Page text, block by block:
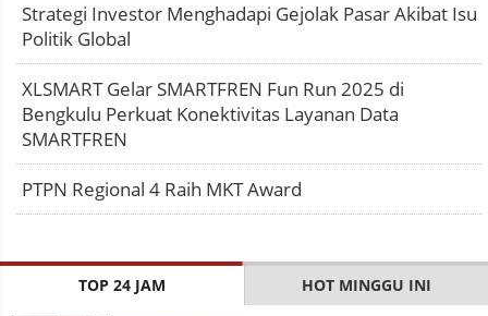
Strategi Investor Menghadapi Gejolak Pasar Akibat Isu
Politik Global
XLSMART Gelar SMARTFREN Fun Run 2025 di
Bengkulu Perkuat Konektivitas Layanan Data
SMARTFREN
PTPN Regional 4 Raih MKT Award
TOP 24 JAM HOT MINGGU INI